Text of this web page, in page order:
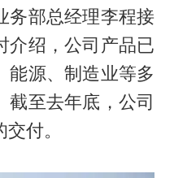
务部总经理李程接
介绍，公司产品已
能源、制造业等多
截至去年底，公司
付。